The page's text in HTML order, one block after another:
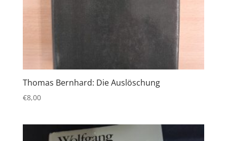
Thomas Bernhard: Die Auslöschung
€8,00